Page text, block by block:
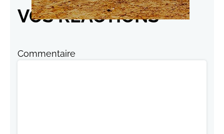
VOS RÉACTIONS
Commentaire